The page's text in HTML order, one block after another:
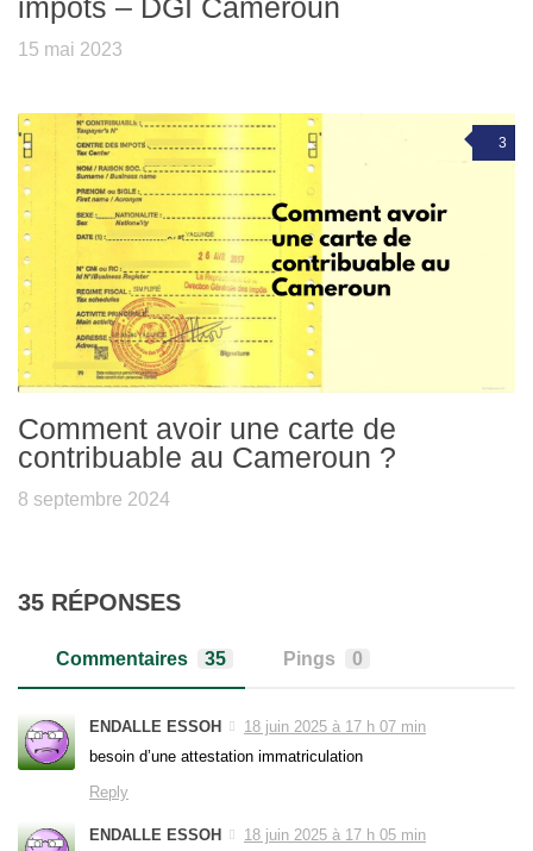
impots – DGI Cameroun
15 mai 2023
3
Comment avoir une carte de
contribuable au Cameroun ?
8 septembre 2024
35 RÉPONSES
Commentaires 35 Pings 0
ENDALLE ESSOH
18 juin 2025 à 17 h 07 min
besoin d’une attestation immatriculation
Reply
ENDALLE ESSOH
18 juin 2025 à 17 h 05 min